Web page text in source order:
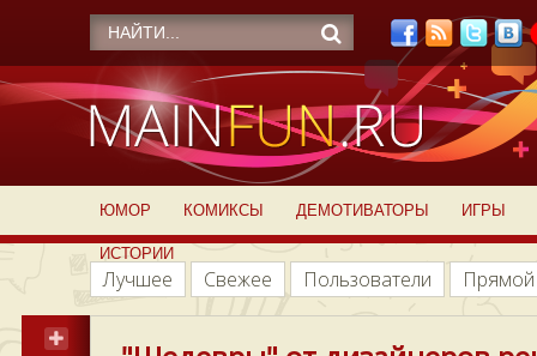
ЮМОР КОМИКСЫ ДЕМОТИВАТОРЫ ИГРЫ
ИСТОРИИ
Лучшее Свежее Пользователи